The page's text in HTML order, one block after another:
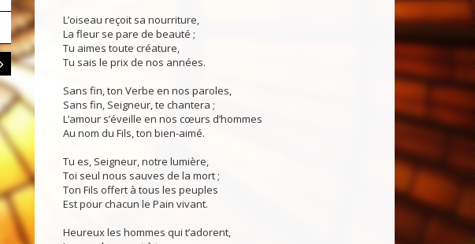
L’oiseau reçoit sa nourriture,
La fleur se pare de beauté ;
Tu aimes toute créature,
Tu sais le prix de nos années.
Sans fin, ton Verbe en nos paroles,
Sans fin, Seigneur, te chantera ;
L’amour s’éveille en nos cœurs d’hommes
Au nom du Fils, ton bien-aimé.
Tu es, Seigneur, notre lumière,
Toi seul nous sauves de la mort ;
Ton Fils offert à tous les peuples
Est pour chacun le Pain vivant.
Heureux les hommes qui t’adorent,